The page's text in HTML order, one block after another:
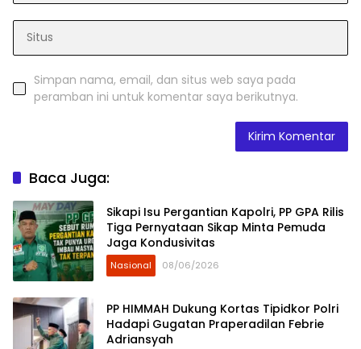
Simpan nama, email, dan situs web saya pada
peramban ini untuk komentar saya berikutnya.
Baca Juga:
Sikapi Isu Pergantian Kapolri, PP GPA Rilis
Tiga Pernyataan Sikap Minta Pemuda
Jaga Kondusivitas
Nasional 08/06/2026
PP HIMMAH Dukung Kortas Tipidkor Polri
Hadapi Gugatan Praperadilan Febrie
Adriansyah